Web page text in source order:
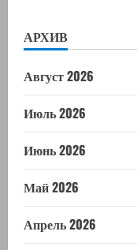
АРХИВ
Август 2026
Июль 2026
Июнь 2026
Май 2026
Апрель 2026